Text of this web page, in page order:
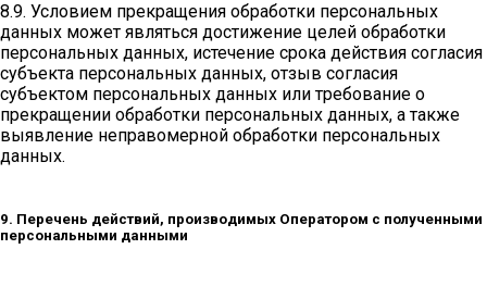
8.9. Условием прекращения обработки персональных
данных может являться достижение целей обработки
персональных данных, истечение срока действия согласия
субъекта персональных данных, отзыв согласия
субъектом персональных данных или требование о
прекращении обработки персональных данных, а также
выявление неправомерной обработки персональных
данных.
9. Перечень действий, производимых Оператором с полученными
персональными данными